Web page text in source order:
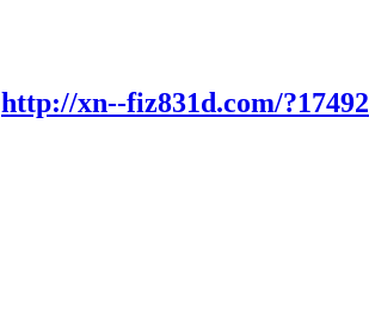
http://xn--fiz831d.com/?17492